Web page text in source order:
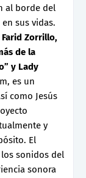
al borde del
sus vidas.
Farid Zorrillo,
de la
y Lady
es un
como Jesús
y
El
sonidos del
sonora